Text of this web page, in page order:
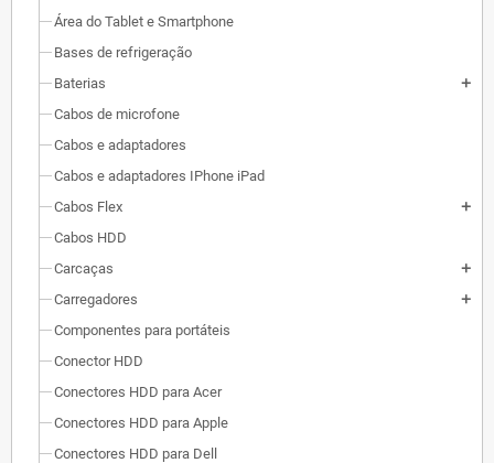
Área do Tablet e Smartphone
Bases de refrigeração
Baterias
add
Cabos de microfone
Cabos e adaptadores
Cabos e adaptadores IPhone iPad
Cabos Flex
add
Cabos HDD
Carcaças
add
Carregadores add
Componentes para portáteis
Conector HDD
Conectores HDD para Acer
Conectores HDD para Apple
Conectores HDD para Dell